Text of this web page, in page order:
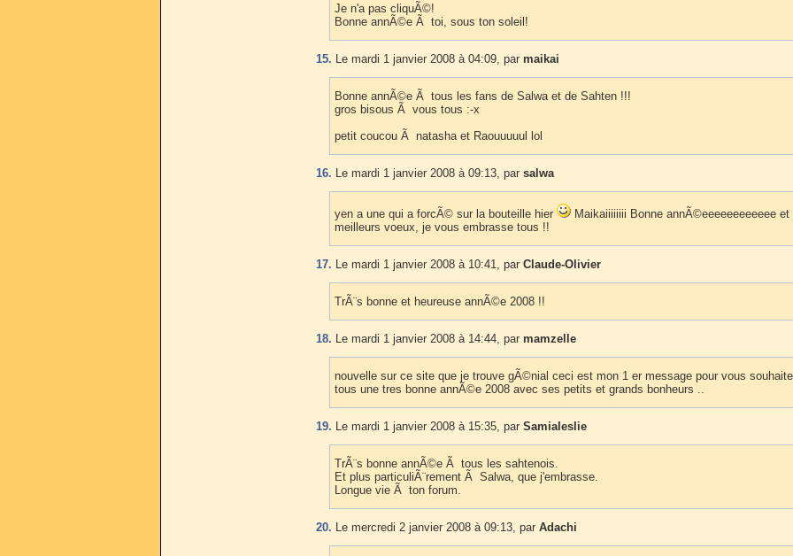
Je n'a pas cliquÃ©!
Bonne annÃ©e Ã toi, sous ton soleil!
15. Le mardi 1 janvier 2008 à 04:09, par maikai
Bonne annÃ©e Ã tous les fans de Salwa et de Sahten !!!
gros bisous Ã vous tous :-x
petit coucou Ã natasha et Raouuuuul lol
16. Le mardi 1 janvier 2008 à 09:13, par salwa
yen a une qui a forcÃ© sur la bouteille hier
Maikaiiiiiiii Bonne annÃ©eeeeeeeeeeee et
meilleurs voeux, je vous embrasse tous !!
17. Le mardi 1 janvier 2008 à 10:41, par Claude-Olivier
TrÃ¨s bonne et heureuse annÃ©e 2008 !!
18. Le mardi 1 janvier 2008 à 14:44, par mamzelle
nouvelle sur ce site que je trouve gÃ©nial ceci est mon 1 er message pour vous
tous une tres bonne annÃ©e 2008 avec ses petits et grands bonheurs ..
19. Le mardi 1 janvier 2008 à 15:35, par Samialeslie
TrÃ¨s bonne annÃ©e Ã tous les sahtenois.
Et plus particuliÃ¨rement Ã Salwa, que j'embrasse.
Longue vie Ã ton forum.
20. Le mercredi 2 janvier 2008 à 09:13, par Adachi